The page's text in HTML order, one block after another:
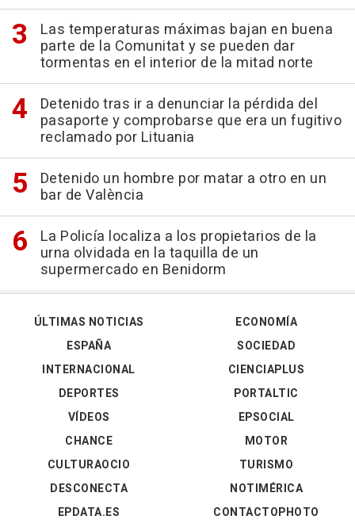
Las temperaturas máximas bajan en buena
parte de la Comunitat y se pueden dar
tormentas en el interior de la mitad norte
Detenido tras ir a denunciar la pérdida del
pasaporte y comprobarse que era un fugitivo
reclamado por Lituania
Detenido un hombre por matar a otro en un
bar de València
La Policía localiza a los propietarios de la
urna olvidada en la taquilla de un
supermercado en Benidorm
ÚLTIMAS NOTICIAS
ESPAÑA
INTERNACIONAL
DEPORTES
VÍDEOS
ECONOMÍA
SOCIEDAD
CIENCIAPLUS
PORTALTIC
EPSOCIAL
CHANCE
CULTURAOCIO
DESCONECTA
EPDATA.ES
MOTOR
TURISMO
NOTIMÉRICA
CONTACTOPHOTO